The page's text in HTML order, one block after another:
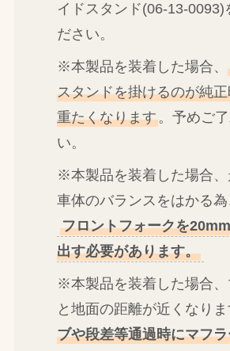
イドスタンド(06-13-0093)
ださい。
※本製品を装着した場合、
スタンドを掛けるのが純
重たくなります。予めご
い。
※本製品を装着した場合
車体のバランスをはかる
フロントフォークを
出す必要があります。
※本製品を装着した場合、
と地面の距離が近くなりま
ブや段差等通過時にマフ